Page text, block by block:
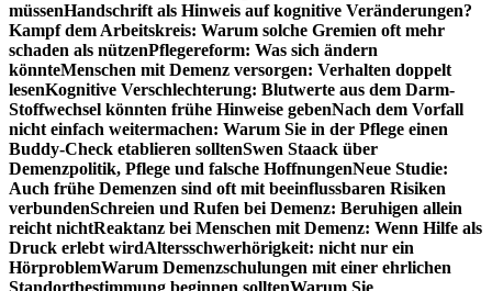
müssenHandschrift als Hinweis auf kognitive Veränderungen?
Kampf dem Arbeitskreis: Warum solche Gremien oft mehr
schaden als nützenPflegereform: Was sich ändern
könnteMenschen mit Demenz versorgen: Verhalten doppelt
lesenKognitive Verschlechterung: Blutwerte aus dem Darm-
Stoffwechsel könnten frühe Hinweise gebenNach dem Vorfall
nicht einfach weitermachen: Warum Sie in der Pflege einen
Buddy-Check etablieren solltenSwen Staack über
Demenzpolitik, Pflege und falsche HoffnungenNeue Studie:
Auch frühe Demenzen sind oft mit beeinflussbaren Risiken
verbundenSchreien und Rufen bei Demenz: Beruhigen allein
reicht nichtReaktanz bei Menschen mit Demenz: Wenn Hilfe als
Druck erlebt wirdAltersschwerhörigkeit: nicht nur ein
HörproblemWarum Demenzschulungen mit einer ehrlichen